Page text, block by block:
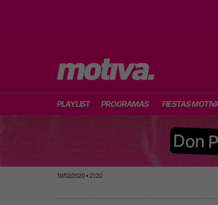
PLAYLIST PROGRAMAS FIESTAS
Don
19/02/2020 • 21:20